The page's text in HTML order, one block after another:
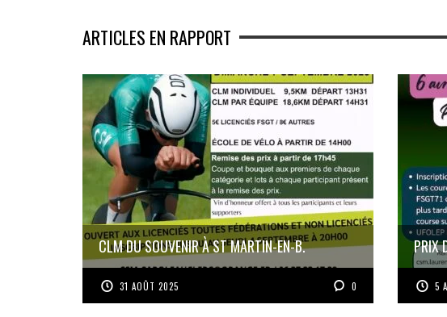
ARTICLES EN RAPPORT
CLM DU SOUVENIR À ST MARTIN-EN-B.
31 AOÛT 2025 0
PRIX
5